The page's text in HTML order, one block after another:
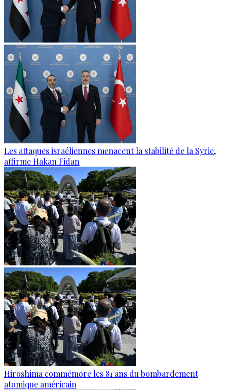
Les attaques israéliennes menacent la stabilité de la Syrie,
affirme Hakan Fidan
Hiroshima commémore les 81 ans du bombardement
atomique américain